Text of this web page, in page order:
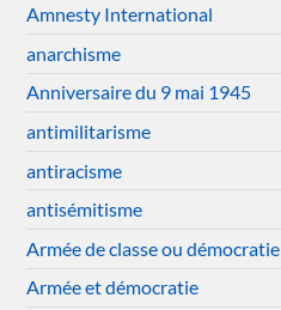
Amnesty International
anarchisme
Anniversaire du 9 mai 1945
antimilitarisme
antiracisme
antisémitisme
Armée de classe ou démocratie
Armée et démocratie